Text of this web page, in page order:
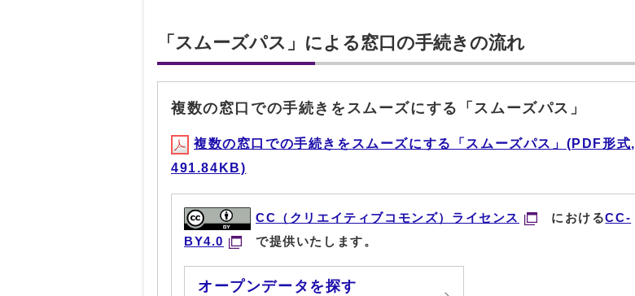
「スムーズパス」による窓口の手続きの流れ
複数の窓口での手続きをスムーズにする「スムーズパス」
複数の窓口での手続きをスムーズにする「スムーズパス」(PDF形式,
491.84KB)
CC（クリエイティブコモンズ）ライセンス におけるCC-
BY4.0
で提供いたします。
オープンデータを探す